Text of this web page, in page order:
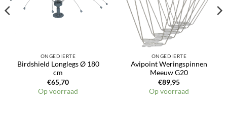
ONGEDIERTE
Birdshield Longlegs Ø 180
cm
€65,70
Op voorraad
ONGEDIERTE
Avipoint Weringspinnen
Meeuw G20
€89,95
Op voorraad